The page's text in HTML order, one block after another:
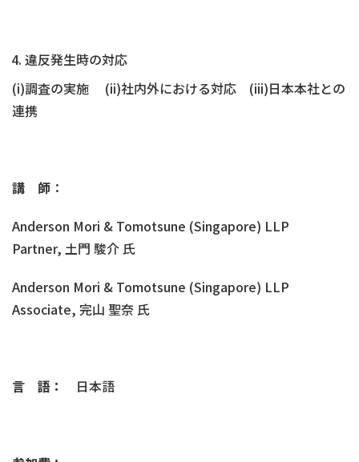
違反発生時の対応
(i)調査の実施 (ii)社内外における対応 (iii)日本本社との
連携
講 師 ：
Anderson Mori & Tomotsune (Singapore) LLP
Partner, 土門 駿介 氏
Anderson Mori & Tomotsune (Singapore) LLP
Associate, 完山 聖奈 氏
言 語： 日本語